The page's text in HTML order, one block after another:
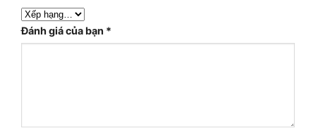
Đánh giá của bạn *